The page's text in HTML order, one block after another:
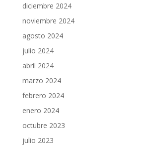
diciembre 2024
noviembre 2024
agosto 2024
julio 2024
abril 2024
marzo 2024
febrero 2024
enero 2024
octubre 2023
julio 2023